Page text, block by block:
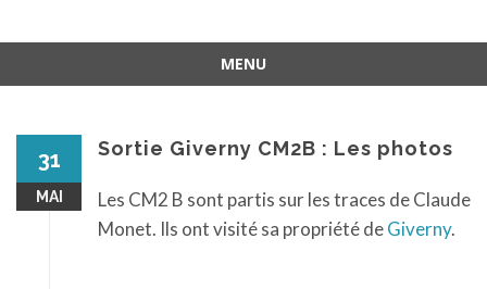
MENU
31
MAI
Sortie Giverny CM2B : Les photos
Les CM2 B sont partis sur les traces de Claude
Monet. Ils ont visité sa propriété deGiverny.